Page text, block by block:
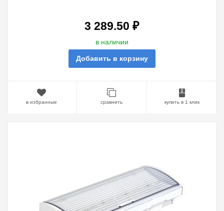
3 289.50 ₽
в наличии
Добавить в корзину
в избранные сравнить купить в 1 клик